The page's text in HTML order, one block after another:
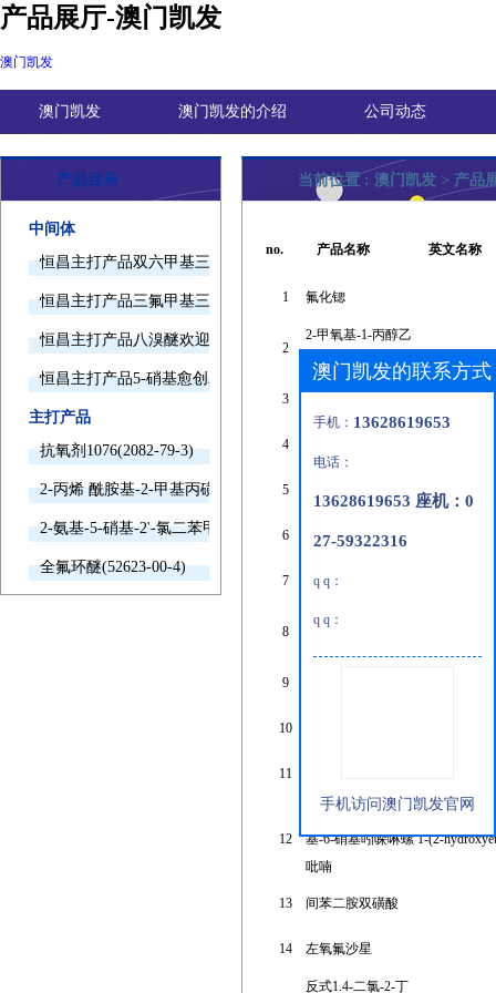
产品展厅-澳门凯发
澳门凯发
澳门凯发 澳门凯发的介绍 公司动态
产品目录
中间体
恒昌主打产品双六甲基三胺欢迎询价
恒昌主打产品三氟甲基三甲基硅烷欢迎询价
恒昌主打产品八溴醚欢迎询价
恒昌主打产品5-硝基愈创木酚钠欢迎询价
主打产品
抗氧剂1076(2082-79-3)
2-丙烯 酰胺基-2-甲基丙磺酸(15214-89-8)
2-氨基-5-硝基-2'-氯二苯甲酮(2011-66-7)
全氟环醚(52623-00-4)
当前位置 : 澳门凯发 > 产品
no. 产品名称 英文名称
1 氟化锶
2
2-甲氧基-1-丙醇乙
酸酯
3
4
5 1,3,3-
6 苄基三乙基氯化铵
7 盐酸苯海拉明
8
3,5-二氨基-4-氯三
9
10
11
12
n-羟乙基-3,3-二甲
基-6-硝基吲哚啉螺
吡喃
1-(2-
13 间苯二胺双磺酸
14 左氧氟沙星
反式1.4-二氯-2-丁
澳门凯发的联系方式
手机： 13628619653
电话：
13628619653 座机：0
27-59322316
q q：
q q：
手机访问澳门凯发官网